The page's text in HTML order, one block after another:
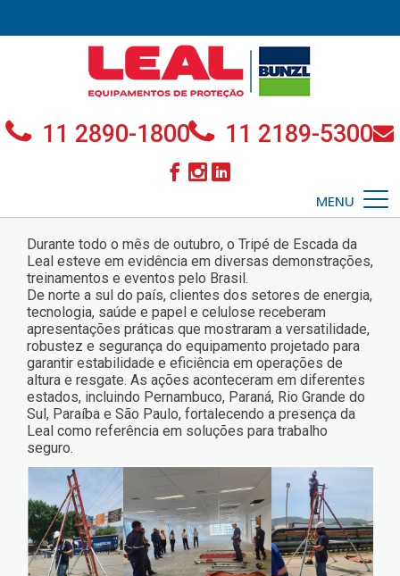
11 2890-1800 11 2189-5300
MENU
Durante todo o mês de outubro, o Tripé de Escada da
Leal esteve em evidência em diversas demonstrações,
treinamentos e eventos pelo Brasil.
De norte a sul do país, clientes dos setores de energia,
tecnologia, saúde e papel e celulose receberam
apresentações práticas que mostraram a versatilidade,
robustez e segurança do equipamento projetado para
garantir estabilidade e eficiência em operações de
altura e resgate. As ações aconteceram em diferentes
estados, incluindo Pernambuco, Paraná, Rio Grande do
Sul, Paraíba e São Paulo, fortalecendo a presença da
Leal como referência em soluções para trabalho
seguro.